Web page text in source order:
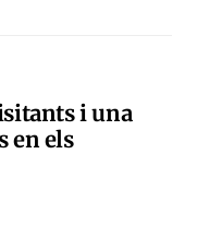
i una
en els